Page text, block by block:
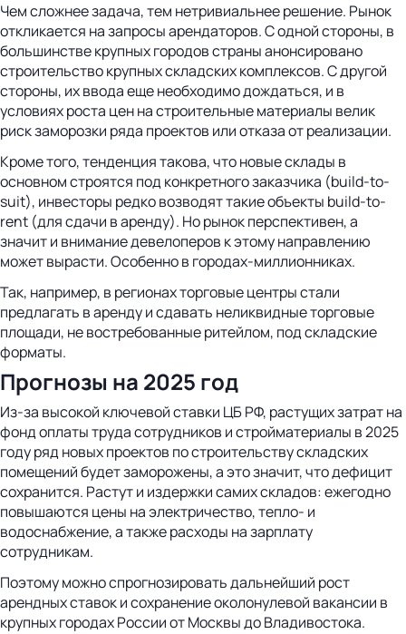
Чем сложнее задача, тем нетривиальнее решение. Рынок
откликается на запросы арендаторов. С одной стороны, в
большинстве крупных городов страны анонсировано
строительство крупных складских комплексов. С другой
стороны, их ввода еще необходимо дождаться, и в
условиях роста цен на строительные материалы велик
риск заморозки ряда проектов или отказа от реализации.
Кроме того, тенденция такова, что новые склады в
основном строятся под конкретного заказчика (build-to-
suit), инвесторы редко возводят такие объекты build-to-
rent (для сдачи в аренду). Но рынок перспективен, а
значит и внимание девелоперов к этому направлению
может вырасти. Особенно в городах-миллионниках.
Так, например, в регионах торговые центры стали
предлагать в аренду и сдавать неликвидные торговые
площади, не востребованные ритейлом, под складские
форматы.
Прогнозы на 2025 год
Из-за высокой ключевой ставки ЦБ РФ, растущих затрат на
фонд оплаты труда сотрудников и стройматериалы в 2025
году ряд новых проектов по строительству складских
помещений будет заморожены, а это значит, что дефицит
сохранится. Растут и издержки самих складов: ежегодно
повышаются цены на электричество, тепло- и
водоснабжение, а также расходы на зарплату
сотрудникам.
Поэтому можно спрогнозировать дальнейший рост
арендных ставок и сохранение околонулевой вакансии в
крупных городах России от Москвы до Владивостока.